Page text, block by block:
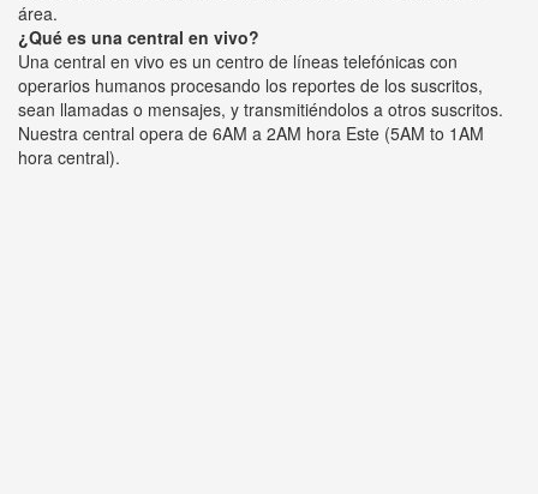
área.
¿Qué es una central en vivo?
Una central en vivo es un centro de líneas telefónicas con
operarios humanos procesando los reportes de los suscritos,
sean llamadas o mensajes, y transmitiéndolos a otros suscritos.
Nuestra central opera de 6AM a 2AM hora Este (5AM to 1AM
hora central).